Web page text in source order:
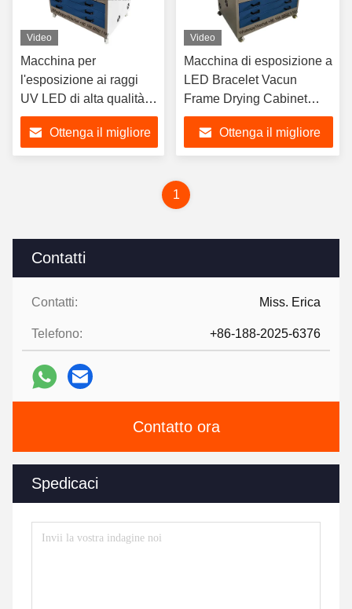
Contatti
Contatti: Miss. Erica
Telefono: +86-188-2025-6376
Contatto ora
Spedicaci
Video
Macchina per
l'esposizione ai raggi
UV LED di alta qualità
Asciugatrice Armadio
Unità di esposizione ai
raggi UV Macchina per
Ottenga il migliore
Video
Macchina di esposizione a
LED Bracelet Vacun
Frame Drying Cabinet
Macchina di esposizione a
UV per la stampa a pad
per la produzione di lastre
Ottenga il migliore
1